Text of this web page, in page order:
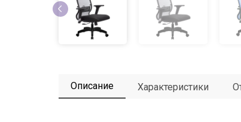
Описание Характеристики